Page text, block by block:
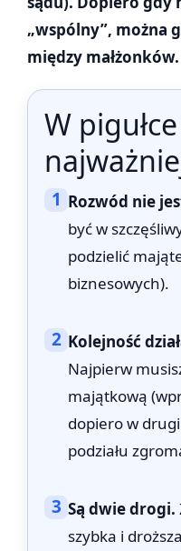
„wspólny”, można
między małżonków.
W
1 Rozwód nie
być w
podzielić
biznesowych).
2 Kolejność
Najpierw
majątkową
dopiero w
podziału
3 Są dwie drogi.
szybka i